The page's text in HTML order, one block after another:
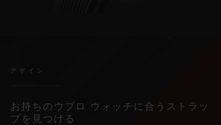
デザイン
お持ちのウブロ ウォッチに合うストラッ
プを見つける